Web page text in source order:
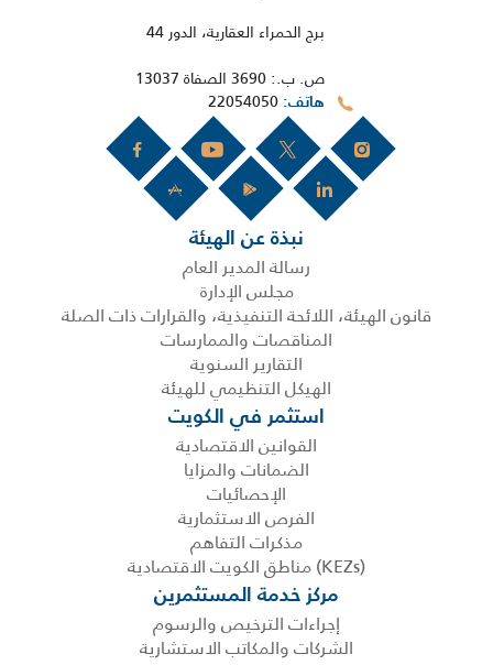
برج الحمراء العقارية، الدور 44
ص. ب.: 3690 الصفاة 13037
هاتف
نبذة عن الهيئة
رسالة المدير العام
مجلس الإدارة
قانون الهيئة، اللائحة التنفيذية، والقرارات ذات الصلة
المناقصات والممارسات
التقارير السنوية
الهيكل التنظيمي للهيئة
استثمر في الكويت
القوانين الاقتصادية
الضمانات والمزايا
الإحصائيات
الفرص الاستثمارية
مذكرات التفاهم
(KEZs) مناطق الكويت الاقتصادية
مركز خدمة المستثمرين
إجراءات الترخيص والرسوم
الشركات والمكاتب الاستشارية